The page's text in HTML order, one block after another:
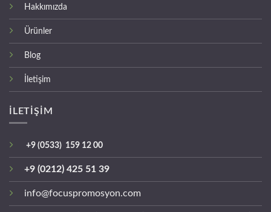
Hakkımızda
Ürünler
Blog
İletişim
İLETİŞİM
+9 (0533) 159 12 00
+9 (0212) 425 51 39
info@focuspromosyon.com